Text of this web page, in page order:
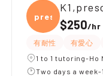
presc
$250/hr
有耐性 有愛心
1 to 1 tutoring-Ho
Two days a